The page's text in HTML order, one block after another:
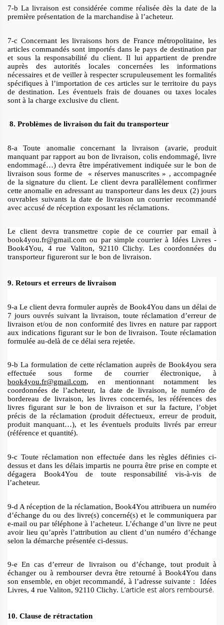
7-b La livraison est considérée comme réalisée dès la date de la
première présentation de la marchandise à l’acheteur.
7-c Concernant les livraisons hors de France métropolitaine, les
articles commandés sont importés dans le pays de destination par
et sous la responsabilité du client. Il lui appartient de prendre
auprès des autorités locales concernées les informations
nécessaires et de veiller à respecter scrupuleusement les formalités
spécifiques à l’importation de ces articles sur le territoire du pays
de destination. Les éventuels frais de douanes ou taxes locales
sont à la charge exclusive du client.
8. Problèmes de livraison du fait du transporteur
8-a Toute anomalie concernant la livraison (avarie, produit
manquant par rapport au bon de livraison, colis endommagé, livre
endommagé…) devra être impérativement indiquée sur le bon de
livraison sous forme de  « réserves manuscrites » , accompagnée
de la signature du client. Le client devra parallèlement confirmer
cette anomalie en adressant au transporteur dans les deux (2) jours
ouvrables suivants la date de livraison un courrier recommandé
avec accusé de réception exposant les réclamations.
Le client devra transmettre copie de ce courrier par email à
book4you.fr@gmail.com ou par simple courrier à Idées Livres -
Book4You, 4 rue Valiton, 92110 Clichy. Les coordonnées du
transporteur figureront sur le bon de livraison.
9. Retours et erreurs de livraison
9-a Le client devra formuler auprès de Book4You dans un délai de
7 jours ouvrés suivant la livraison, toute réclamation d’erreur de
livraison et/ou de non conformité des livres en nature par rapport
aux indications figurant sur le bon de livraison. Toute réclamation
formulée au-delà de ce délai sera rejetée.
9-b La formulation de cette réclamation auprès de Book4you sera
book4you.fr@gmail.com, en mentionnant notamment les
coordonnées de l’acheteur, la date de livraison, le numéro de
bordereau de livraison, les livres concernés, les références des
livres figurant sur le bon de livraison et sur la facture, l’objet
précis de la réclamation (produit défectueux, erreur de produit,
produit manquant…), et les éventuels produits livrés par erreur
(référence et quantité).
9-c Toute réclamation non effectuée dans les règles définies ci-
dessus et dans les délais impartis ne pourra être prise en compte et
dégagera Book4You de toute responsabilité vis-à-vis de
l’acheteur.
9-d A réception de la réclamation, Book4You attribuera un numéro
d’échange du ou des livre(s) concerné(s) et le communiquera par
e-mail ou par téléphone à l’acheteur. L’échange d’un livre ne peut
avoir lieu qu’après l’attribution au client d’un numéro d’échange
selon la démarche présentée ci-dessus.
9-e En cas d’erreur de livraison ou d’échange, tout produit à
échanger ou à rembourser devra être retourné à Book4You dans
son ensemble, en objet recommandé, à l’adresse suivante :  Idées
Livres, 4 rue Valiton, 92110 Clichy. L’article est alors remboursé.
10. Clause de rétractation